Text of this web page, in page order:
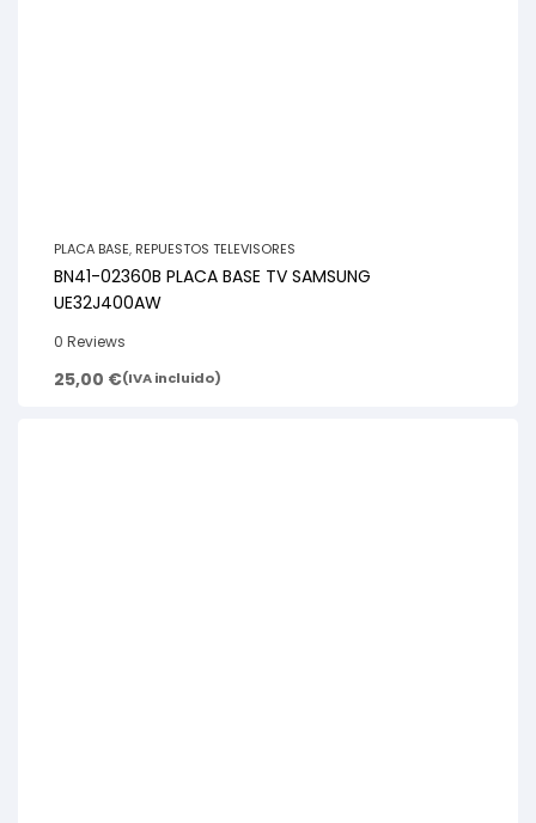
PLACA BASE, REPUESTOS TELEVISORES
BN41-02360B PLACA BASE TV SAMSUNG
UE32J400AW
0 Reviews
25,00 €(IVA incluido)